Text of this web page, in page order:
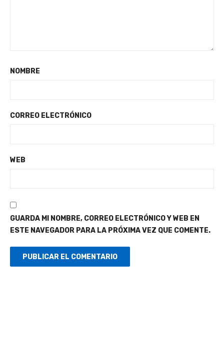
NOMBRE
CORREO ELECTRÓNICO
WEB
GUARDA MI NOMBRE, CORREO ELECTRÓNICO Y WEB EN
ESTE NAVEGADOR PARA LA PRÓXIMA VEZ QUE COMENTE.